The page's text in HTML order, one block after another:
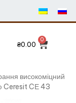
₴0.00
високоміцний
Ceresit CЕ 43